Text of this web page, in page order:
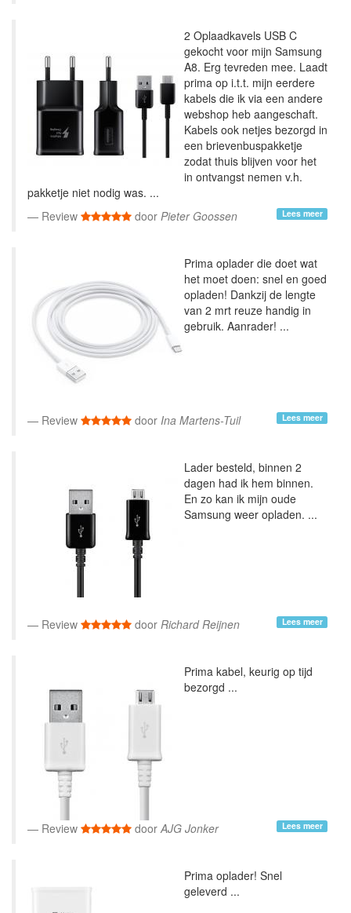
2 Oplaadkavels USB C
gekocht voor mijn Samsung
A8. Erg tevreden mee. Laadt
prima op i.t.t. mijn eerdere
kabels die ik via een andere
webshop heb aangeschaft.
Kabels ook netjes bezorgd in
een brievenbuspakketje
zodat thuis blijven voor het
in ontvangst nemen v.h.
pakketje niet nodig was. ...
Review
door Pieter Goossen Lees meer
Prima oplader die doet wat
het moet doen: snel en goed
opladen! Dankzij de lengte
van 2 mrt reuze handig in
gebruik. Aanrader! ...
Review door Ina Martens-Tuil Lees meer
Lader besteld, binnen 2
dagen had ik hem binnen.
En zo kan ik mijn oude
Samsung weer opladen. ...
Review door Richard Reijnen Lees meer
Prima kabel, keurig op tijd
bezorgd ...
Review doorAJG Jonker Lees meer
Prima oplader! Snel
geleverd ...